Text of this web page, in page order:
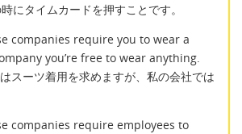
にタイムカードを押すことです。
companies require you to wear a
you’re free to wear anything.
スーツ着用を求めますが、私の会社では
companies require employees to